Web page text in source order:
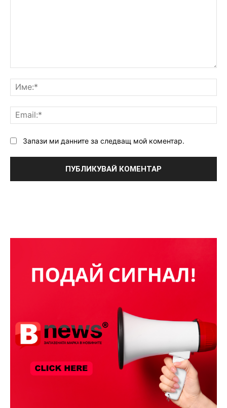
Запази ми данните за следващ мой коментар.